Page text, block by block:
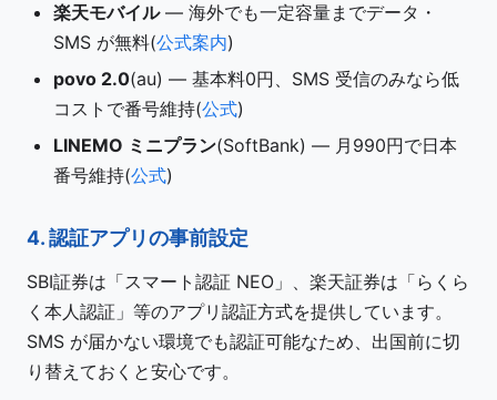
楽天モバイル— 海外でも一定容量までデータ・
SMS が無料(公式案内)
povo 2.0(au) — 基本料0円、SMS 受信のみなら低
コストで番号維持(公式)
LINEMO ミニプラン(SoftBank) — 月990円で日本
番号維持(公式)
4. 認証アプリの事前設定
SBI証券は「スマート認証 NEO」、楽天証券は「らくら
く本人認証」等のアプリ認証方式を提供しています。
SMS が届かない環境でも認証可能なため、出国前に切
り替えておくと安心です。